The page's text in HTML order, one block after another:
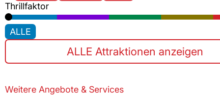
Thrillfaktor
ALLE
ALLE Attraktionen anzeigen
Weitere Angebote & Services